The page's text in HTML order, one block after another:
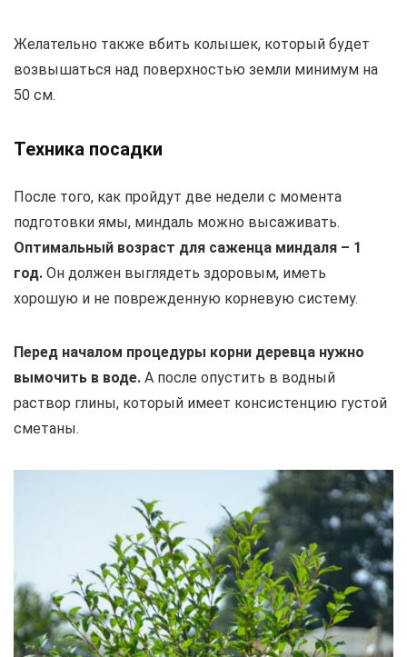
Желательно также вбить колышек, который будет
возвышаться над поверхностью земли минимум на
50 см.
Техника посадки
После того, как пройдут две недели с момента
подготовки ямы, миндаль можно высаживать.
Оптимальный возраст для саженца миндаля – 1
год. Он должен выглядеть здоровым, иметь
хорошую и не поврежденную корневую систему.
Перед началом процедуры корни деревца нужно
вымочить в воде. А после опустить в водный
раствор глины, который имеет консистенцию густой
сметаны.